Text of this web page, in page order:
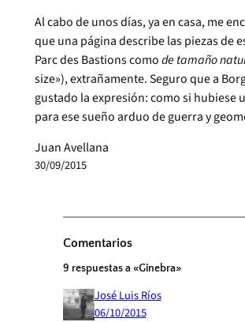
Al cabo de unos días, ya en casa, me
que una página describe las piezas de
Parc des Bastions comode tamaño
size»), extrañamente. Seguro que a
gustado la expresión: como si hubiese
para ese sueño arduo de guerra y
Juan Avellana
30/09/2015
Comentarios
9 respuestas a «Ginebra»
José Luis Ríos
06/10/2015